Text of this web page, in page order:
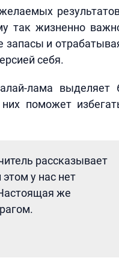
так жизненно
запасы и
себя.
лама выделяет
поможет
рассказывает
у нас нет
же